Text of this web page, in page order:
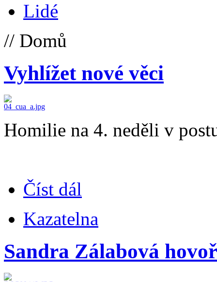
Lidé
// Domů
Vyhlížet nové věci
Homilie na 4. neděli v
Číst dál
Kazatelna
Sandra Zálabová